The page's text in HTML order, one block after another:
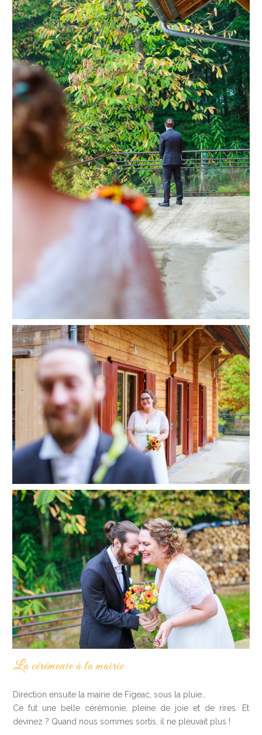
La cérémonie à la mairie
Direction ensuite la mairie de Figeac, sous la pluie…
Ce fut une belle cérémonie, pleine de joie et de rires. Et
devinez ? Quand nous sommes sortis, il ne pleuvait plus !